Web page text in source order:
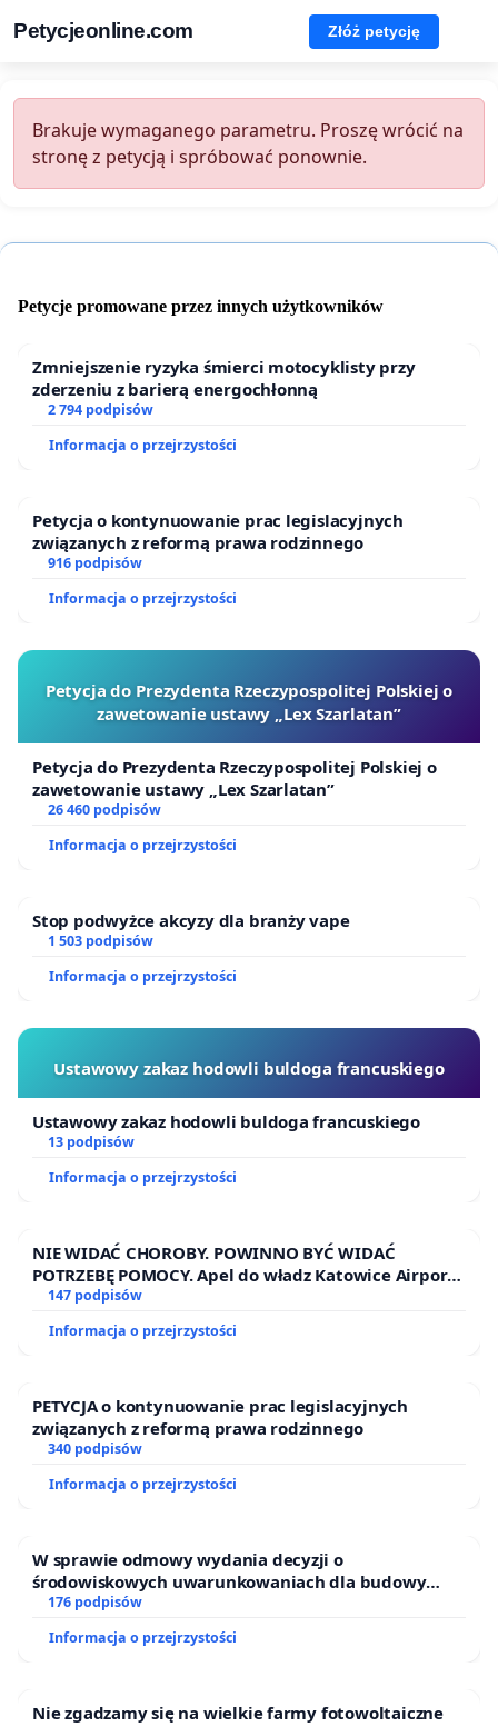
Petycjeonline.com Złóż petycję
Brakuje wymaganego parametru. Proszę wrócić na
stronę z petycją i spróbować ponownie.
Petycje promowane przez innych użytkowników
Zmniejszenie ryzyka śmierci motocyklisty przy
zderzeniu z barierą energochłonną
2 794 podpisów
Informacja o przejrzystości
Petycja o kontynuowanie prac legislacyjnych
związanych z reformą prawa rodzinnego
916 podpisów
Informacja o przejrzystości
Petycja do Prezydenta Rzeczypospolitej Polskiej o
zawetowanie ustawy „Lex Szarlatan”
Petycja do Prezydenta Rzeczypospolitej Polskiej o
zawetowanie ustawy „Lex Szarlatan”
26 460 podpisów
Informacja o przejrzystości
Stop podwyżce akcyzy dla branży vape
1 503 podpisów
Informacja o przejrzystości
Ustawowy zakaz hodowli buldoga francuskiego
Ustawowy zakaz hodowli buldoga francuskiego
13 podpisów
Informacja o przejrzystości
NIE WIDAĆ CHOROBY. POWINNO BYĆ WIDAĆ
POTRZEBĘ POMOCY. Apel do władz Katowice Airport
o przystąpienie do programu HIDDEN DISABILITIES
SUNFLOWER – SŁONECZNIK – UKRYTE
NIEPEŁNOSPRAWNOŚCI
147 podpisów
Informacja o przejrzystości
PETYCJA o kontynuowanie prac legislacyjnych
związanych z reformą prawa rodzinnego
340 podpisów
Informacja o przejrzystości
W sprawie odmowy wydania decyzji o
środowiskowych uwarunkowaniach dla budowy
zakładu wytwarzania biometanu „Krynki” w
Ostrowiu Południowym oraz ochrony mieszkańców i
Puszczy Knyszyńskiej
176 podpisów
Informacja o przejrzystości
Nie zgadzamy się na wielkie farmy fotowoltaiczne